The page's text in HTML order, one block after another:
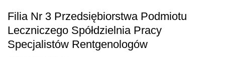
Filia Nr 3 Przedsiębiorstwa Podmiotu
Leczniczego Spółdzielnia Pracy
Specjalistów Rentgenologów